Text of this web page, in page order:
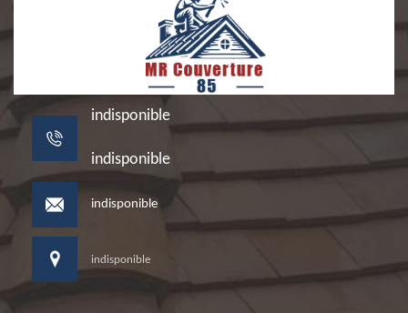
indisponible
indisponible
indisponible
indisponible